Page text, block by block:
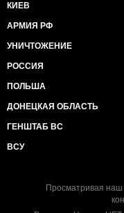
КИЕВ
АРМИЯ РФ
УНИЧТОЖЕНИЕ
РОССИЯ
ПОЛЬША
ДОНЕЦКАЯ ОБЛАСТЬ
ГЕНШТАБ ВС
ВСУ
Просматривая наш